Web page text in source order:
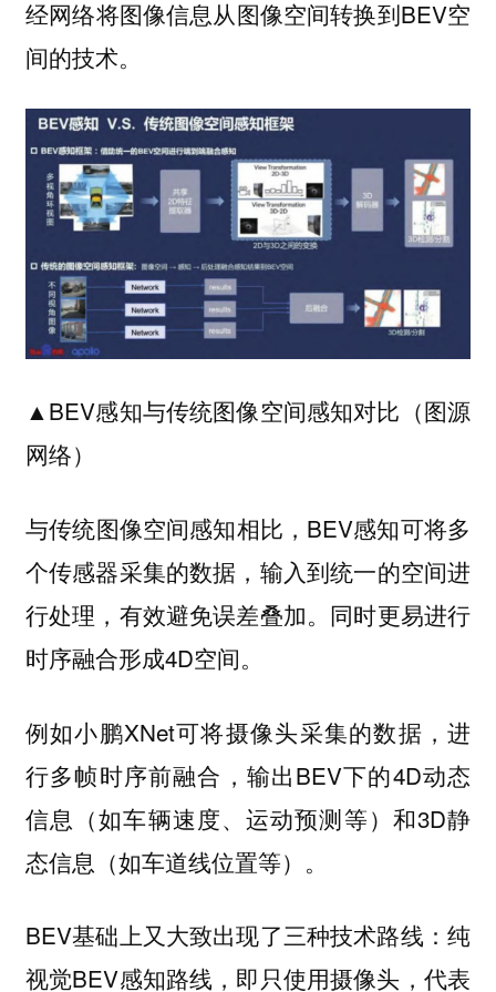
经网络将图像信息从图像空间转换到BEV空
间的技术。
▲BEV感知与传统图像空间感知对比（图源
网络）
与传统图像空间感知相比，BEV感知可将多
个传感器采集的数据，输入到统一的空间进
行处理，有效避免误差叠加。同时更易进行
时序融合形成4D空间。
例如小鹏XNet可将摄像头采集的数据，进
行多帧时序前融合，输出BEV下的4D动态
信息（如车辆速度、运动预测等）和3D静
态信息（如车道线位置等）。
BEV基础上又大致出现了三种技术路线：纯
视觉BEV感知路线，即只使用摄像头，代表